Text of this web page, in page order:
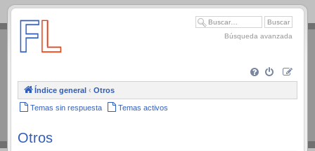
.
Búsqueda avanzada
Índice general ‹ Otros
Temas sin respuesta Temas activos
Otros